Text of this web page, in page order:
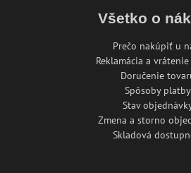
Všetko o
Prečo nakúpiť u
Reklamácia a
Doručenie
Spôsoby platby
Stav
Zmena a storno
Skladová